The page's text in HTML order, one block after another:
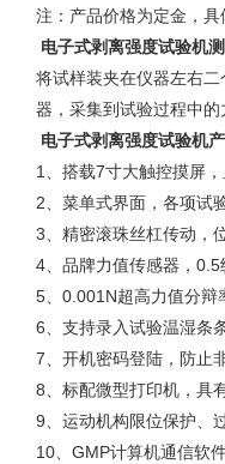
注：产品价格为定金，
电子式剥离强度试验机
将试样装夹在仪器左右
器，采集到试验过程中
电子式剥离强度试验机
1、搭载7寸大触控摸屏
2、菜单式界面，各项试
3、精密滚珠丝杠传动，
4、品牌力值传感器，
5、0.001N超高力值分辩
6、支持录入试验温湿条
7、开机密码登陆，防止
8、标配微型打印机，具
9、运动机构限位保护、
10、GMP计算机通信软